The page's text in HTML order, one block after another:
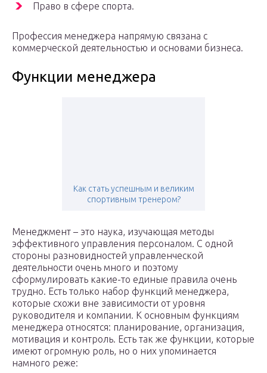
Право в сфере спорта.
Профессия менеджера напрямую связана с
коммерческой деятельностью и основами бизнеса.
Функции менеджера
Как стать успешным и великим
спортивным тренером?
Менеджмент – это наука, изучающая методы
эффективного управления персоналом. С одной
стороны разновидностей управленческой
деятельности очень много и поэтому
сформулировать какие-то единые правила очень
трудно. Есть только набор функций менеджера,
которые схожи вне зависимости от уровня
руководителя и компании. К основным функциям
менеджера относятся: планирование, организация,
мотивация и контроль. Есть так же функции, которые
имеют огромную роль, но о них упоминается
намного реже: